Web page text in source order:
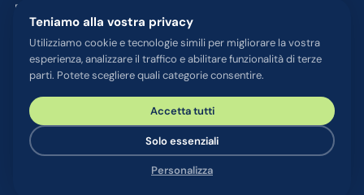
Blog
Glossario
Strumento QR WhatsApp
Parla con noi
Informativa sulla privacy
Termini e condizioni
Sicurezza & complianceImpostazioni cookie
Realizzato con in Austria
Teniamo alla vostra privacy
Utilizziamo cookie e tecnologie simili per migliorare la vostra
esperienza, analizzare il traffico e abilitare funzionalità di terze
parti. Potete scegliere quali categorie consentire.
Accetta tutti
Solo essenziali
Personalizza